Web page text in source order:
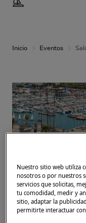
Inicio Eventos
Estaremos
Náutico de
Nuestro sitio web utiliza
nosotros o por nuestros
servicios que solicitas,
tu comodidad, medir y
sitio, adaptar la
permitirte interactuar con